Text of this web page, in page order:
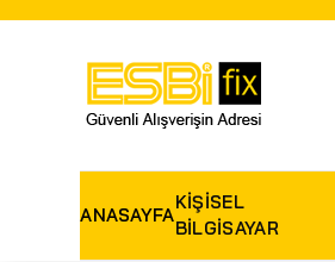
ANASAYFA
KIŞISEL
BILGISAYAR